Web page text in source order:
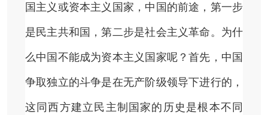
国主义或资本主义国家，中国的前途，第一步
是民主共和国，第二步是社会主义革命。为什
么中国不能成为资本主义国家呢？首先，中国
争取独立的斗争是在无产阶级领导下进行的，
这同西方建立民主制国家的历史是根本不同